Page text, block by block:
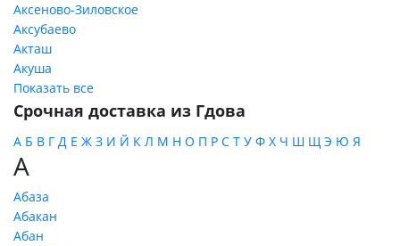
Аксеново-Зиловское
Аксубаево
Акташ
Акуша
Показать все
Срочная доставка из Гдова
А Б В Г Д Е Ж З И Й К Л М Н О П Р С Т У Ф Х Ч Ш Щ Э Ю Я
А
Абаза
Абакан
Абан